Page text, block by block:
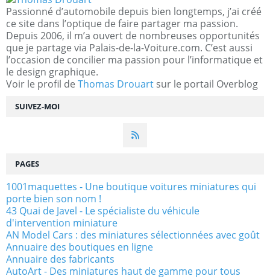
SUIVEZ-MOI
Passionné d’automobile depuis bien longtemps, j’ai créé
ce site dans l’optique de faire partager ma passion.
Depuis 2006, il m’a ouvert de nombreuses opportunités
que je partage via Palais-de-la-Voiture.com. C’est aussi
l’occasion de concilier ma passion pour l’informatique et
le design graphique.
Voir le profil de Thomas Drouart sur le portail Overblog
PAGES
1001maquettes - Une boutique voitures miniatures qui
porte bien son nom !
43 Quai de Javel - Le spécialiste du véhicule
d'intervention miniature
AN Model Cars : des miniatures sélectionnées avec goût
Annuaire des boutiques en ligne
Annuaire des fabricants
AutoArt - Des miniatures haut de gamme pour tous